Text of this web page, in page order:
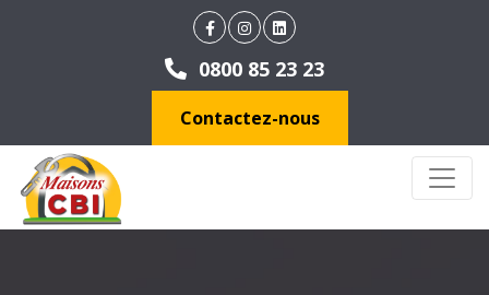
0800 85 23 23
Contactez-nous